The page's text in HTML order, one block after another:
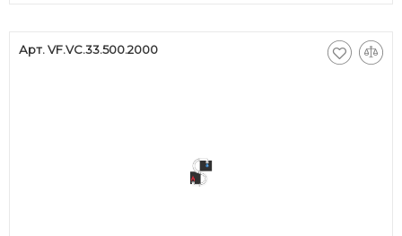
Арт. VF.VC.33.500.2000